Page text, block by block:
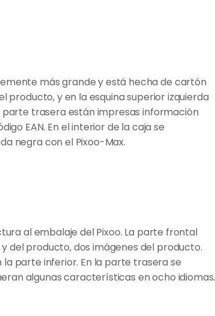
más grande y está hecha de cartón
producto, y en la esquina superior izquierda
trasera están impresas información
EAN. En el interior de la caja se
negra con el Pixoo-Max.
al embalaje del Pixoo. La parte frontal
del producto, dos imágenes del producto.
parte inferior. En la parte trasera se
algunas características en ocho idiomas.